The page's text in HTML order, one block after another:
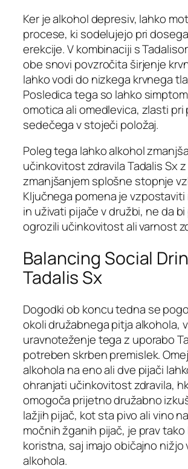
Ker je alkohol depresiv, lahko
procese, ki sodelujejo pri
erekcije. V kombinaciji s
obe snovi povzročita širjenje
lahko vodi do nizkega krvnega
Posledica tega so lahko
omotica ali omedlevica, zlasti pri
sedečega v stoječi položaj.
Poleg tega lahko alkohol zmanjša
učinkovitost zdravila Tadalis Sx z
zmanjšanjem splošne stopnje
Ključnega pomena je
in uživati ​​pijače v družbi, ne da
ogrozili učinkovitost ali varnost
Balancing Social
Tadalis Sx
Dogodki ob koncu tedna se
okoli družabnega pitja alkohola,
uravnoteženje tega z uporabo
potreben skrben premislek.
alkohola na eno ali dve pijači
ohranjati učinkovitost zdravila,
omogoča prijetno družabno
lažjih pijač, kot sta pivo ali vino
močnih žganih pijač, je prav tako
koristna, saj imajo običajno
alkohola.